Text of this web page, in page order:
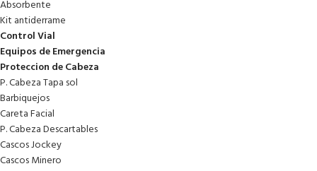
Absorbente
Kit antiderrame
Control Vial
Equipos de Emergencia
Proteccion de Cabeza
P. Cabeza Tapa sol
Barbiquejos
Careta Facial
P. Cabeza Descartables
Cascos Jockey
Cascos Minero